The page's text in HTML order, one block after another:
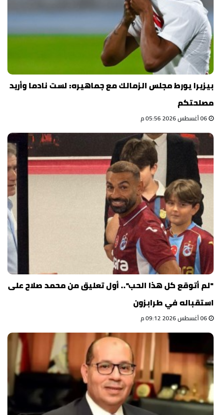
بيزيرا يورط مجلس الزمالك مع جماهيره: لست نادما وأريد
مصلحتكم
"لم أتوقع كل هذا الحب".. أول تعليق من محمد صلاح على
استقباله في طرابزون